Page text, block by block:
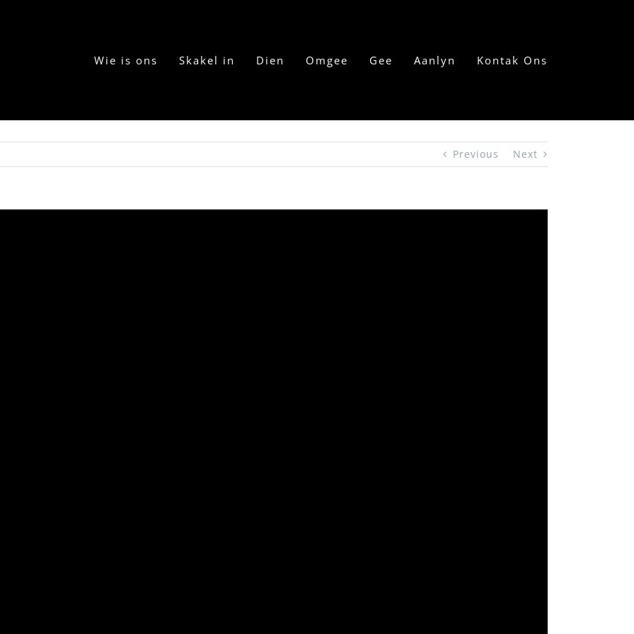
Wie is ons Skakel in Dien Omgee Gee Aanlyn Kontak Ons
Previous Next